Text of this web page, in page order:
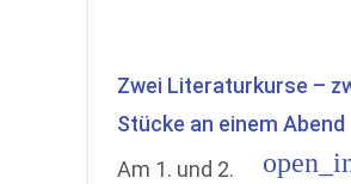
Zwei Literaturkurse –
Stücke an einem Abend
Am 1. und 2.